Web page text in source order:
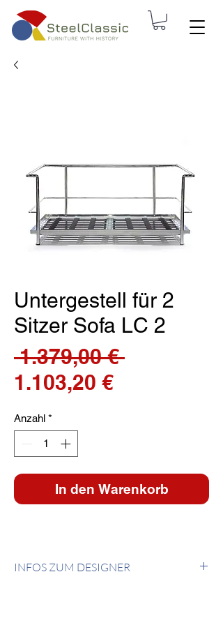
Untergestell für 2
Sitzer Sofa LC 2
1.379,00 €
1.103,20 €Sale-
Anzahl *
In den Warenkorb
INFOS ZUM DESIGNER